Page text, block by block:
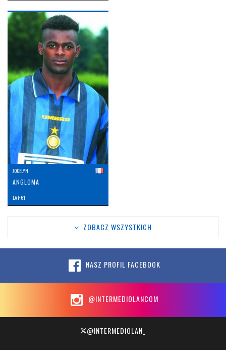
JOCELYN
ANGLOMA
LAT: 61
ZOBACZ WSZYSTKICH
NASZ PROFIL FACEBOOK
@INTERMEDIOLANCOM
@INTERMEDIOLAN_